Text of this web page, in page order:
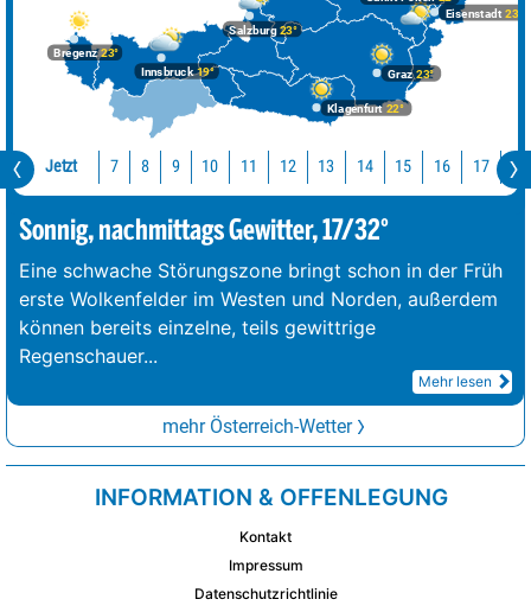
Bregenz23°
Graz23°
Innsbruck19°
Klagenfurt 22°
Salzburg23°
Eisenstadt 23°
Jetzt 7 8 9 10 11 12 13 14 15 16 17 18
Sonnig, nachmittags Gewitter, 17/32°
Eine schwache Störungszone bringt schon in der Früh
erste Wolkenfelder im Westen und Norden, außerdem
können bereits einzelne, teils gewittrige
Regenschauer...
Mehr lesen
mehr Österreich-Wetter
INFORMATION & OFFENLEGUNG
Kontakt
Impressum
Datenschutzrichtlinie